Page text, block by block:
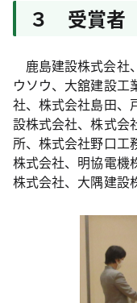
３ 受賞者
鹿島建設株式会社
ウソウ、大舘建設工
社、株式会社島田、
設株式会社、株式会
所、株式会社野口工
株式会社、明協電機
株式会社、大隅建設